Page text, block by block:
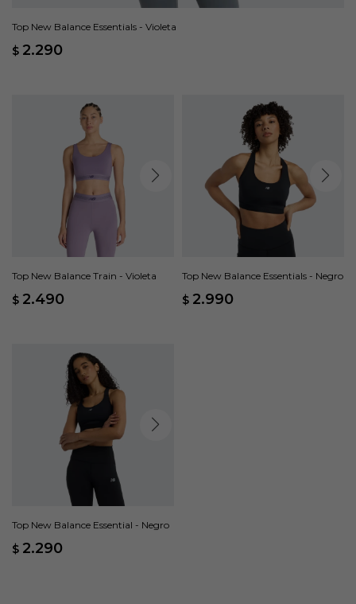
Top New Balance Essentials - Violeta
$ 2.290
Top New Balance Train - Violeta
$ 2.490
Top New Balance Essentials - Negro
$ 2.990
Top New Balance Essential - Negro
$ 2.290